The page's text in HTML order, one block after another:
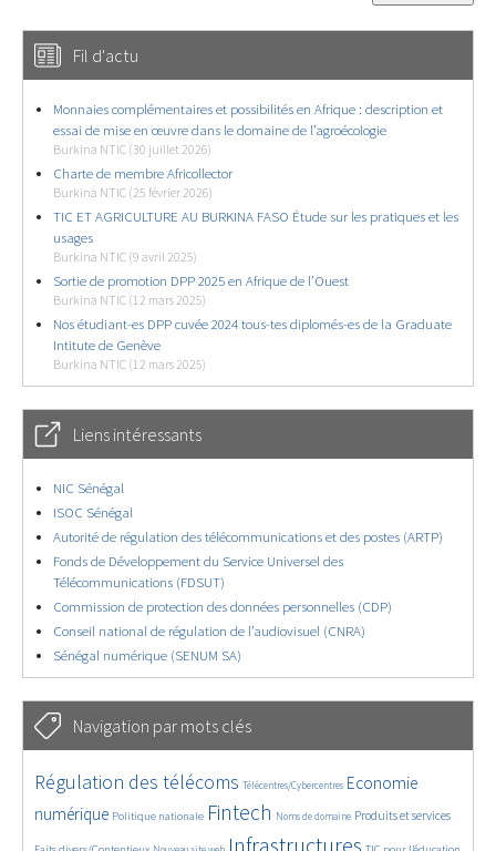
Fil d'actu
Monnaies complémentaires et possibilités en Afrique : description et
essai de mise en œuvre dans le domaine de l’agroécologie
Burkina NTIC (30 juillet 2026)
Charte de membre Africollector
Burkina NTIC (25 février 2026)
TIC ET AGRICULTURE AU BURKINA FASO Étude sur les pratiques et les
usages
Burkina NTIC (9 avril 2025)
Sortie de promotion DPP 2025 en Afrique de l’Ouest
Burkina NTIC (12 mars 2025)
Nos étudiant-es DPP cuvée 2024 tous-tes diplomés-es de la Graduate
Intitute de Genève
Burkina NTIC (12 mars 2025)
Liens intéressants
NIC Sénégal
ISOC Sénégal
Autorité de régulation des télécommunications et des postes (ARTP)
Fonds de Développement du Service Universel des
Télécommunications (FDSUT)
Commission de protection des données personnelles (CDP)
Conseil national de régulation de l’audiovisuel (CNRA)
Sénégal numérique (SENUM SA)
Navigation par mots clés
4632/5815
Régulation des télécoms
382/5815 Télécentres/Cybercentres
3664/5815
Economie
numérique
1898/5815 Politique nationale
5273/5815 Fintech
687/5815 Noms de domaine
2344/5815 Produits et services
1562/5815